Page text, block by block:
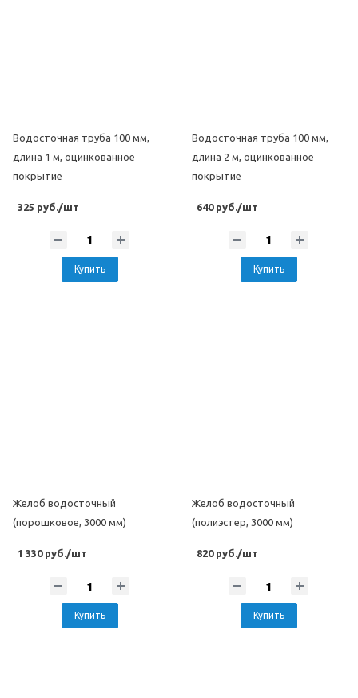
Водосточная труба 100 мм,
длина 1 м, оцинкованное
покрытие
325 руб./шт
Купить
Водосточная труба 100 мм,
длина 2 м, оцинкованное
покрытие
640 руб./шт
Купить
Желоб водосточный
(порошковое, 3000 мм)
1 330 руб./шт
Купить
Желоб водосточный
(полиэстер, 3000 мм)
820 руб./шт
Купить